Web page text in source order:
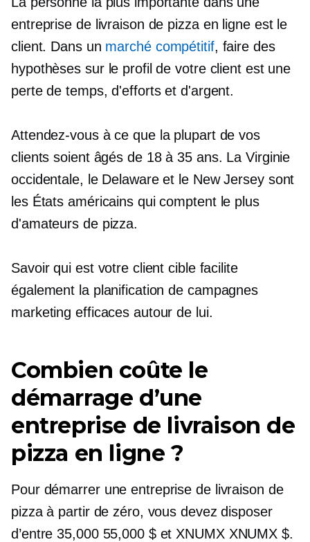
entreprise de livraison de pizza en ligne est le
client. Dans un marché compétitif, faire des
hypothèses sur le profil de votre client est une
perte de temps, d'efforts et d'argent.
Attendez-vous à ce que la plupart de vos
clients soient âgés de 18 à 35 ans. La Virginie
occidentale, le Delaware et le New Jersey sont
les États américains qui comptent le plus
d'amateurs de pizza.
Savoir qui est votre client cible facilite
également la planification de campagnes
marketing efficaces autour de lui.
Combien coûte le
démarrage d’une
entreprise de livraison de
pizza en ligne ?
Pour démarrer une entreprise de livraison de
pizza à partir de zéro, vous devez disposer
d’entre 35,000 55,000 $ et XNUMX XNUMX $.